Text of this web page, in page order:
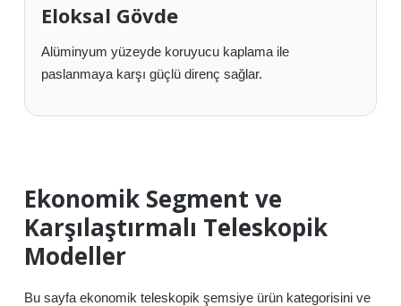
Eloksal Gövde
Alüminyum yüzeyde koruyucu kaplama ile
paslanmaya karşı güçlü direnç sağlar.
Ekonomik Segment ve
Karşılaştırmalı Teleskopik
Modeller
Bu sayfa ekonomik teleskopik şemsiye ürün kategorisini ve